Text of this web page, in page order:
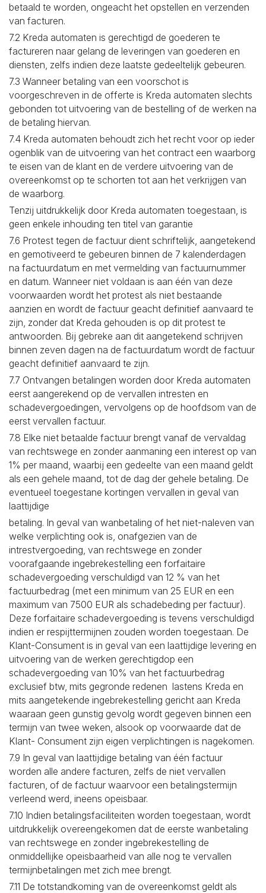
betaald te worden, ongeacht het opstellen en verzenden
van facturen.
7.2 Kreda automaten is gerechtigd de goederen te
factureren naar gelang de leveringen van goederen en
diensten, zelfs indien deze laatste gedeeltelijk gebeuren.
7.3 Wanneer betaling van een voorschot is
voorgeschreven in de offerte is Kreda automaten slechts
gebonden tot uitvoering van de bestelling of de werken na
de betaling hiervan.
7.4 Kreda automaten behoudt zich het recht voor op ieder
ogenblik van de uitvoering van het contract een waarborg
te eisen van de klant en de verdere uitvoering van de
overeenkomst op te schorten tot aan het verkrijgen van
de waarborg.
Tenzij uitdrukkelijk door Kreda automaten toegestaan, is
geen enkele inhouding ten titel van garantie
7.6 Protest tegen de factuur dient schriftelijk, aangetekend
en gemotiveerd te gebeuren binnen de 7 kalenderdagen
na factuurdatum en met vermelding van factuurnummer
en datum. Wanneer niet voldaan is aan één van deze
voorwaarden wordt het protest als niet bestaande
aanzien en wordt de factuur geacht definitief aanvaard te
zijn, zonder dat Kreda gehouden is op dit protest te
antwoorden. Bij gebreke aan dit aangetekend schrijven
binnen zeven dagen na de factuurdatum wordt de factuur
geacht definitief aanvaard te zijn.
7.7 Ontvangen betalingen worden door Kreda automaten
eerst aangerekend op de vervallen intresten en
schadevergoedingen, vervolgens op de hoofdsom van de
eerst vervallen factuur.
7.8 Elke niet betaalde factuur brengt vanaf de vervaldag
van rechtswege en zonder aanmaning een interest op van
1% per maand, waarbij een gedeelte van een maand geldt
als een gehele maand, tot de dag der gehele betaling. De
eventueel toegestane kortingen vervallen in geval van
laattijdige
betaling. In geval van wanbetaling of het niet-naleven van
welke verplichting ook is, onafgezien van de
intrestvergoeding, van rechtswege en zonder
voorafgaande ingebrekestelling een forfaitaire
schadevergoeding verschuldigd van 12 % van het
factuurbedrag (met een minimum van 25 EUR en een
maximum van 7500 EUR als schadebeding per factuur).
Deze forfaitaire schadevergoeding is tevens verschuldigd
indien er respijttermijnen zouden worden toegestaan. De
Klant-Consument is in geval van een laattijdige levering en
uitvoering van de werken gerechtigdop een
schadevergoeding van 10% van het factuurbedrag
exclusief btw, mits gegronde redenen lastens Kreda en
mits aangetekende ingebrekestelling gericht aan Kreda
waaraan geen gunstig gevolg wordt gegeven binnen een
termijn van twee weken, alsook op voorwaarde dat de
Klant- Consument zijn eigen verplichtingen is nagekomen.
7.9 In geval van laattijdige betaling van één factuur
worden alle andere facturen, zelfs de niet vervallen
facturen, of de factuur waarvoor een betalingstermijn
verleend werd, ineens opeisbaar.
7.10 Indien betalingsfaciliteiten worden toegestaan, wordt
uitdrukkelijk overeengekomen dat de eerste wanbetaling
van rechtswege en zonder ingebrekestelling de
onmiddellijke opeisbaarheid van alle nog te vervallen
termijnbetalingen met zich mee brengt.
7.11 De totstandkoming van de overeenkomst geldt als